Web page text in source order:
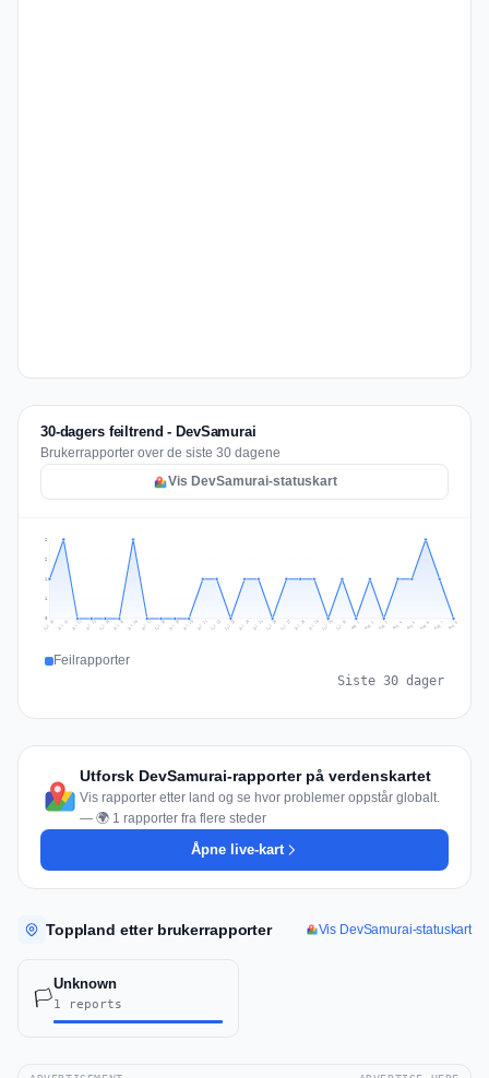
30-dagers feiltrend - DevSamurai
Brukerrapporter over de siste 30 dagene
Vis DevSamurai-statuskart
1
1
2
2
Jul 10 Jul 11 Jul 12 Jul 13 Jul 14 Jul 15 Jul 16 Jul 17 Jul 18 Jul 19 Jul 20 Jul 21 Jul 22 Jul 23 Jul 24 Jul 25 Jul 26 Jul 27 Jul 28 Jul 29 Jul 30 Jul 31 Aug 1 Aug 2 Aug 3 Aug 4 Aug 5 Aug 6 Aug 7 Aug 8
Feilrapporter
Siste 30 dager
Utforsk DevSamurai-rapporter på verdenskartet
Vis rapporter etter land og se hvor problemer oppstår globalt.
— 🌍 1 rapporter fra flere steder
Åpne live-kart
Toppland etter brukerrapporter Vis DevSamurai-statuskart
🏳️
Unknown
1 reports